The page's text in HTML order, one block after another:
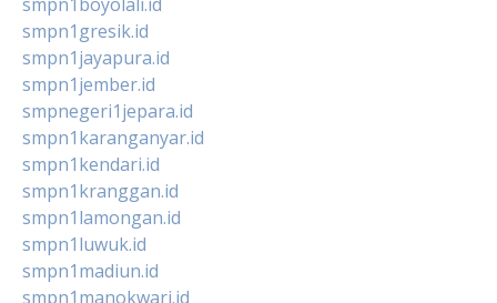
smpn1gresik.id
smpn1jayapura.id
smpn1jember.id
smpnegeri1jepara.id
smpn1karanganyar.id
smpn1kendari.id
smpn1kranggan.id
smpn1lamongan.id
smpn1luwuk.id
smpn1madiun.id
smpn1manokwari.id